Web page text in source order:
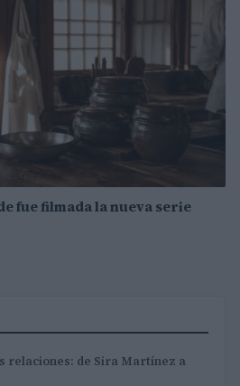
fue filmada la nueva serie
relaciones: de Sira Martínez a